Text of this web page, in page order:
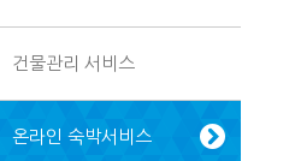
건물관리 서비스
온라인 숙박서비스